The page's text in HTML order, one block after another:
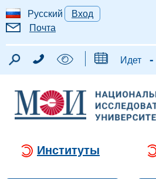
Русский
Вход
Почта
Идет -
Институты